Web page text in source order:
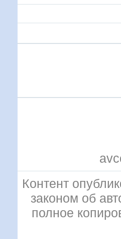
Контент
законом об
полное